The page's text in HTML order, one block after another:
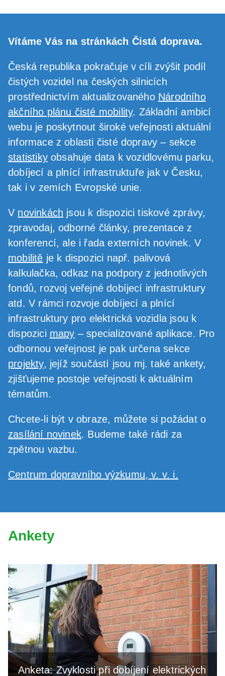
Vítáme Vás na stránkách Čistá doprava.
Česká republika pokračuje v cíli zvýšit podíl
čistých vozidel na českých silnicích
prostřednictvím aktualizovaného Národního
akčního plánu čisté mobility. Základní ambicí
webu je poskytnout široké veřejnosti aktuální
informace z oblasti čisté dopravy – sekce
statistikyobsahuje data k vozidlovému parku,
dobíjecí a plnící infrastruktuře jak v Česku,
tak i v zemích Evropské unie.
V novinkách jsou k dispozici tiskové zprávy,
zpravodaj, odborné články, prezentace z
konferencí, ale i řada externích novinek. V
mobilitě je k dispozici např. palivová
kalkulačka, odkaz na podpory z jednotlivých
fondů, rozvoj veřejné dobíjecí infrastruktury
atd. V rámci rozvoje dobíjecí a plnící
infrastruktury pro elektrická vozidla jsou k
dispozici mapy – specializované aplikace. Pro
odbornou veřejnost je pak určena sekce
projekty, jejíž součástí jsou mj. také ankety,
zjišťujeme postoje veřejnosti k aktuálním
tématům.
Chcete-li být v obraze, můžete si požádat o
zasílání novinek. Budeme také rádi za
zpětnou vazbu.
Centrum dopravního výzkumu, v. v. i.
Ankety
Anketa: Zvyklosti při dobíjení elektrických